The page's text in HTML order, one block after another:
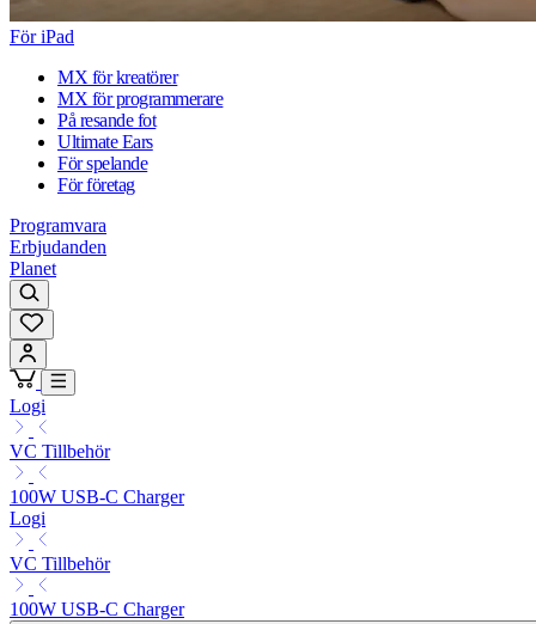
För iPad
MX för kreatörer
MX för programmerare
På resande fot
Ultimate Ears
För spelande
För företag
Programvara
Erbjudanden
Planet
Logi
VC Tillbehör
100W USB-C Charger
Logi
VC Tillbehör
100W USB-C Charger